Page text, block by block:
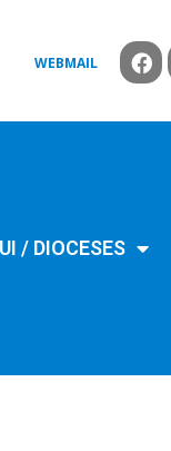
WEBMAIL
/ DIOCESES